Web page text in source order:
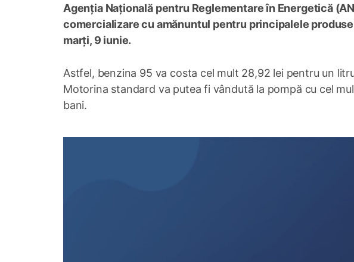
Agenția Națională pentru Reglementare în Energetică
comercializare cu amănuntul pentru principalele
marți, 9 iunie.
Astfel, benzina 95 va costa cel mult 28,92 lei pentru un
Motorina standard va putea fi vândută la pompă cu cel
bani.